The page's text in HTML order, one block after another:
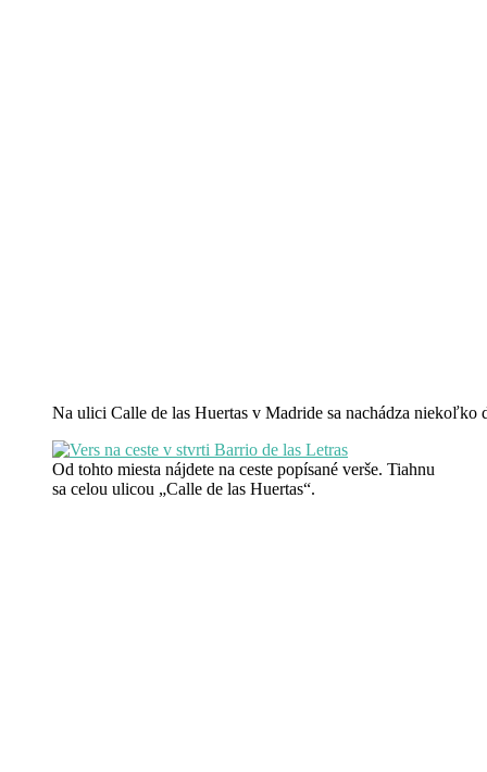
Na ulici Calle de las Huertas v Madride sa nachádza niekoľko
Od tohto miesta nájdete na ceste popísané verše. Tiahnu
sa celou ulicou „Calle de las Huertas“.